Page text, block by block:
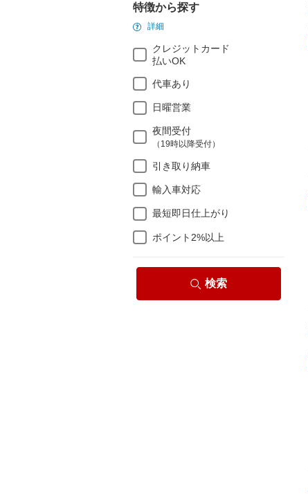
特徴から探す
詳細
クレジットカード
払いOK
代車あり
日曜営業
夜間受付
（19時以降受付）
引き取り納車
輸入車対応
最短即日仕上がり
ポイント2%以上
検索